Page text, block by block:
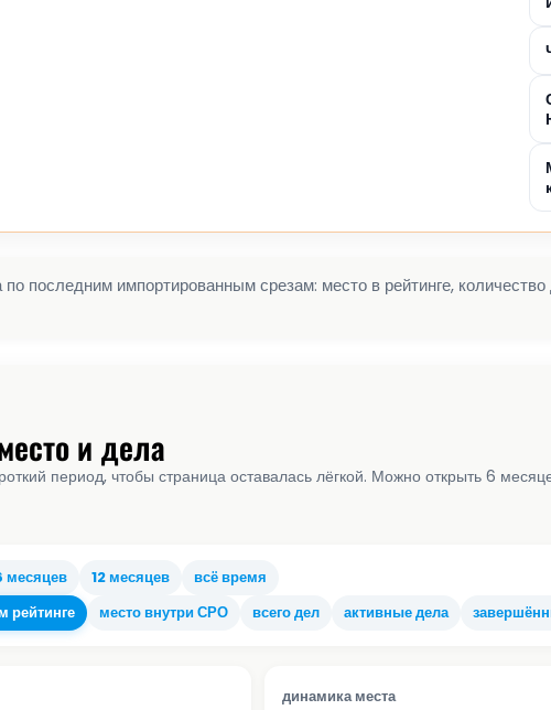
последним импортированным срезам: место в рейтинге,
и дела
период, чтобы страница оставалась лёгкой. Можно открыть 6
месяцев 12 месяцев всё время
рейтинге место внутри СРО всего дел активные дела
динамика места